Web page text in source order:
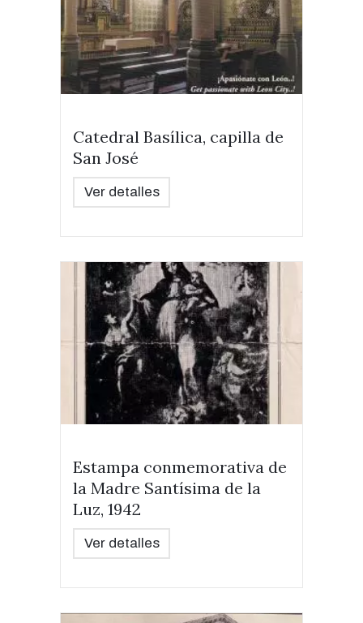
Catedral Basílica, capilla de
San José
Ver detalles
Estampa conmemorativa de
la Madre Santísima de la
Luz, 1942
Ver detalles